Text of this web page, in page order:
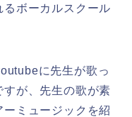
ボーカルスクール
に先生が歌っ
が、先生の歌が素
ミュージックを紹